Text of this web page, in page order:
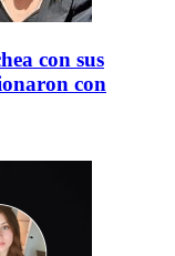
con sus
con